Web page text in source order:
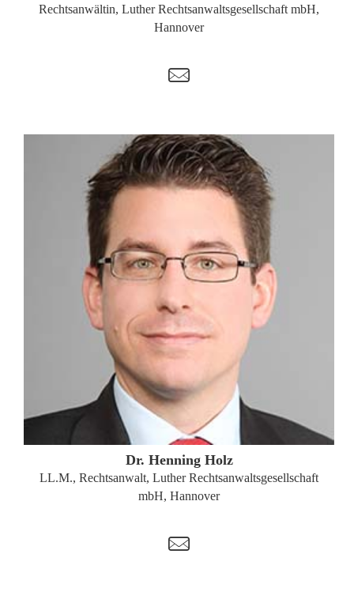
Rechtsanwältin, Luther Rechtsanwaltsgesellschaft mbH,
Hannover
t
ZUM PROFIL
Dr. Henning Holz
LL.M., Rechtsanwalt, Luther Rechtsanwaltsgesellschaft
mbH, Hannover
t